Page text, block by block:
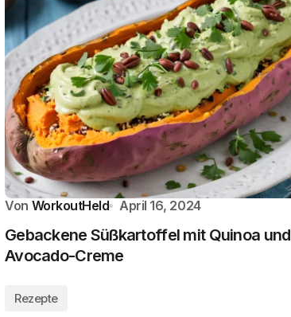
Von WorkoutHeld April 16, 2024
Gebackene Süßkartoffel mit Quinoa und
Avocado-Creme
Rezepte